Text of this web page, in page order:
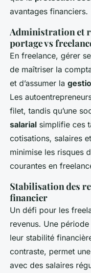
avantages financiers.
Administration et
portage vs
En freelance, gérer
de maîtriser la
et d’assumer la
Les
filet, tandis qu’une
salarial simplifie ces
cotisations, salaires
minimise les risques
courantes en
Stabilisation des
financier
Un défi pour les
revenus. Une
leur stabilité
contraste, permet une
avec des salaires